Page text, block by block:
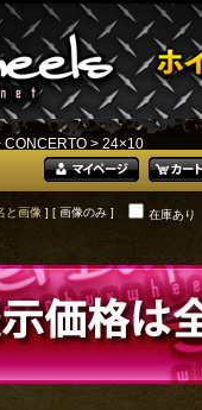
CONCERTO > 24×10
と画像 ] [ 画像のみ ] 在庫あり